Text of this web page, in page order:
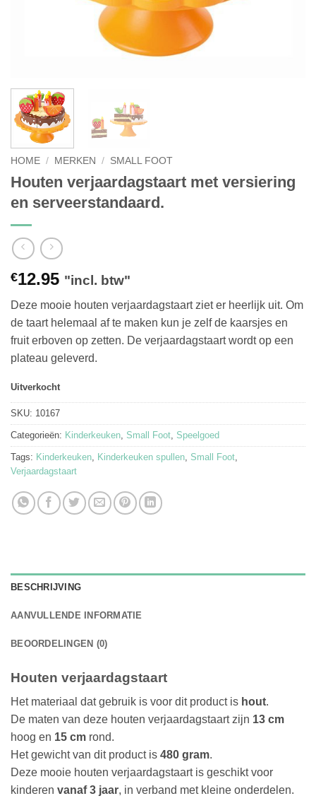
HOME / MERKEN / SMALL FOOT
Houten verjaardagstaart met versiering
en serveerstandaard.
€12.95 "incl. btw"
Deze mooie houten verjaardagstaart ziet er heerlijk uit. Om
de taart helemaal af te maken kun je zelf de kaarsjes en
fruit erboven op zetten. De verjaardagstaart wordt op een
plateau geleverd.
Uitverkocht
SKU: 10167
Categorieën: Kinderkeuken Small Foot Speelgoed
Tags: Kinderkeuken Kinderkeuken spullen Small Foot
Verjaardagstaart
BESCHRIJVING
AANVULLENDE INFORMATIE
BEOORDELINGEN (0)
Houten verjaardagstaart
Het materiaal dat gebruik is voor dit product is hout.
De maten van deze houten verjaardagstaart zijn 13 cm
hoog en 15 cm rond.
Het gewicht van dit product is 480 gram.
Deze mooie houten verjaardagstaart is geschikt voor
kinderen vanaf 3 jaar, in verband met kleine onderdelen.